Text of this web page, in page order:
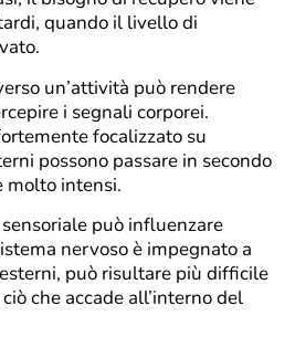
quando il livello di
un’attività può rendere
i segnali corporei.
focalizzato su
possono passare in secondo
molto intensi.
può influenzare
nervoso è impegnato a
può risultare più difficile
che accade all’interno del